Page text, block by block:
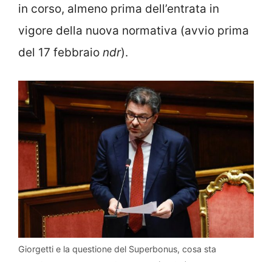
in corso, almeno prima dell’entrata in
vigore della nuova normativa (avvio prima
del 17 febbraio ndr).
Giorgetti e la questione del Superbonus, cosa sta